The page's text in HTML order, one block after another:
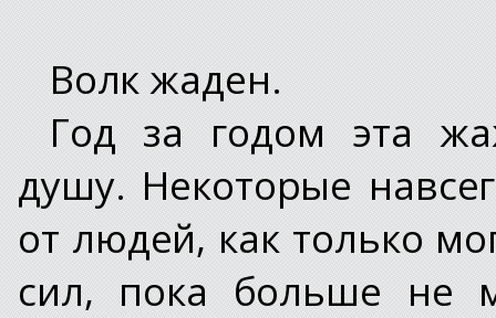
Волк жаден.
Год за годом эта
душу. Некоторые
от людей, как только
сил, пока больше не